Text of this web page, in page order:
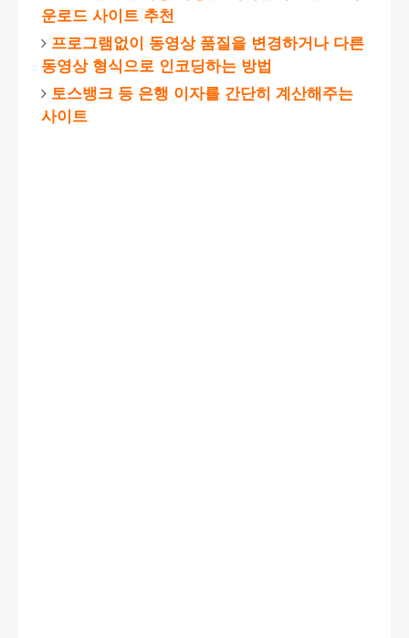
운로드 사이트 추천
프로그램없이 동영상 품질을 변경하거나 다른
동영상 형식으로 인코딩하는 방법
토스뱅크 등 은행 이자를 간단히 계산해주는
사이트